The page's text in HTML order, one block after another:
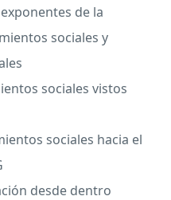
de la
sociales y
sociales vistos
sociales hacia el
desde dentro